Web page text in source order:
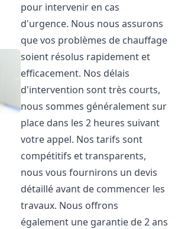
pour intervenir en cas
d'urgence. Nous nous assurons
que vos problèmes de chauffage
soient résolus rapidement et
efficacement. Nos délais
d'intervention sont très courts,
nous sommes généralement sur
place dans les 2 heures suivant
votre appel. Nos tarifs sont
compétitifs et transparents,
nous vous fournirons un devis
détaillé avant de commencer les
travaux. Nous offrons
également une garantie de 2 ans